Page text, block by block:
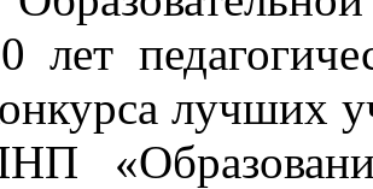
лет
лучших